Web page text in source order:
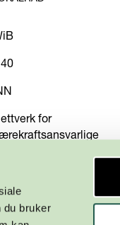
du bruker
for